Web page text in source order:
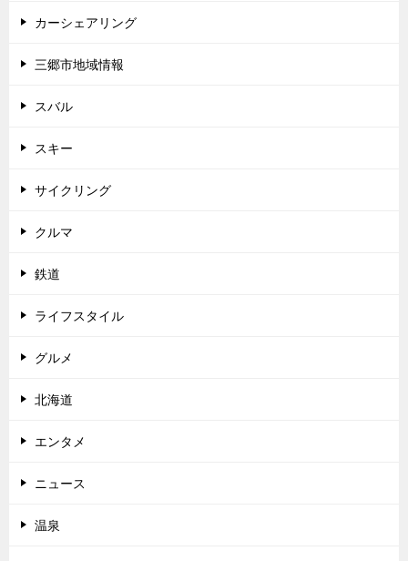
カーシェアリング
三郷市地域情報
スバル
スキー
サイクリング
クルマ
鉄道
ライフスタイル
グルメ
北海道
エンタメ
ニュース
温泉